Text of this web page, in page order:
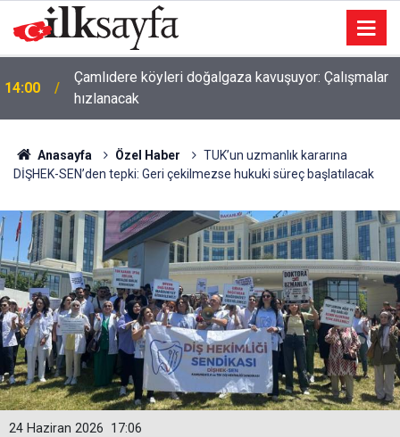
14:00
Çamlıdere köyleri doğalgaza kavuşuyor: Çalışmalar
hızlanacak
Anasayfa Özel Haber
TUK’un uzmanlık kararına
DİŞHEK-SEN’den tepki: Geri çekilmezse hukuki süreç başlatılacak
17:06
24 Haziran 2026